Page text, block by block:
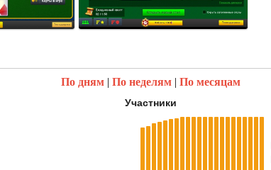
По дням |По неделям |По месяцам
Участники